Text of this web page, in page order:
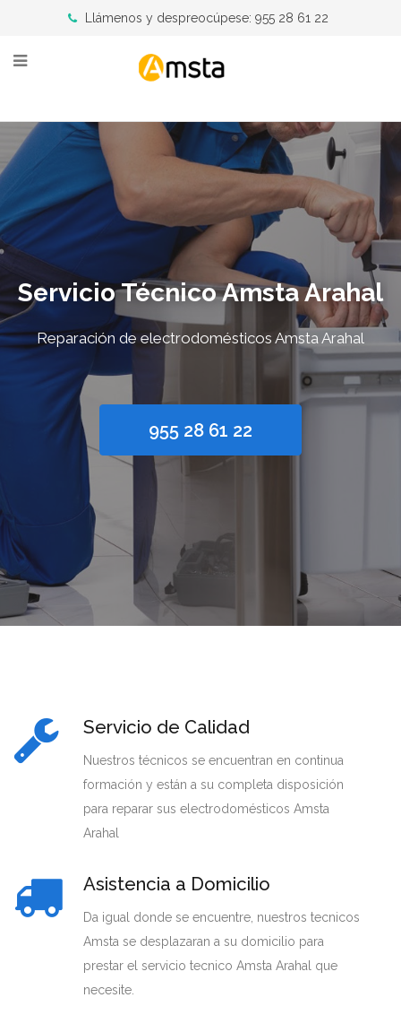
Llámenos y despreocúpese: 955 28 61 22
Servicio Técnico Amsta Arahal
Reparación de electrodomésticos Amsta Arahal
955 28 61 22
Servicio de Calidad
Nuestros técnicos se encuentran en continua
formación y están a su completa disposición
para reparar sus electrodomésticos Amsta
Arahal
Asistencia a Domicilio
Da igual donde se encuentre, nuestros tecnicos
Amsta se desplazaran a su domicilio para
prestar el servicio tecnico Amsta Arahal que
necesite.